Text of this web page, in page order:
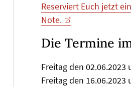
Reserviert Euch jetzt
Note.
Die Termine
Freitag den 02.06.2023
Freitag den 16.06.2023